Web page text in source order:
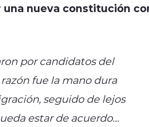
una nueva constitución
por candidatos del
fue la mano dura
seguido de lejos
estar de acuerdo…